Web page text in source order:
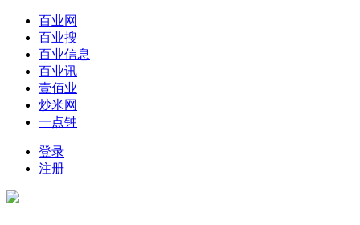
百业网
百业搜
百业信息
百业讯
壹佰业
炒米网
一点钟
登录
注册